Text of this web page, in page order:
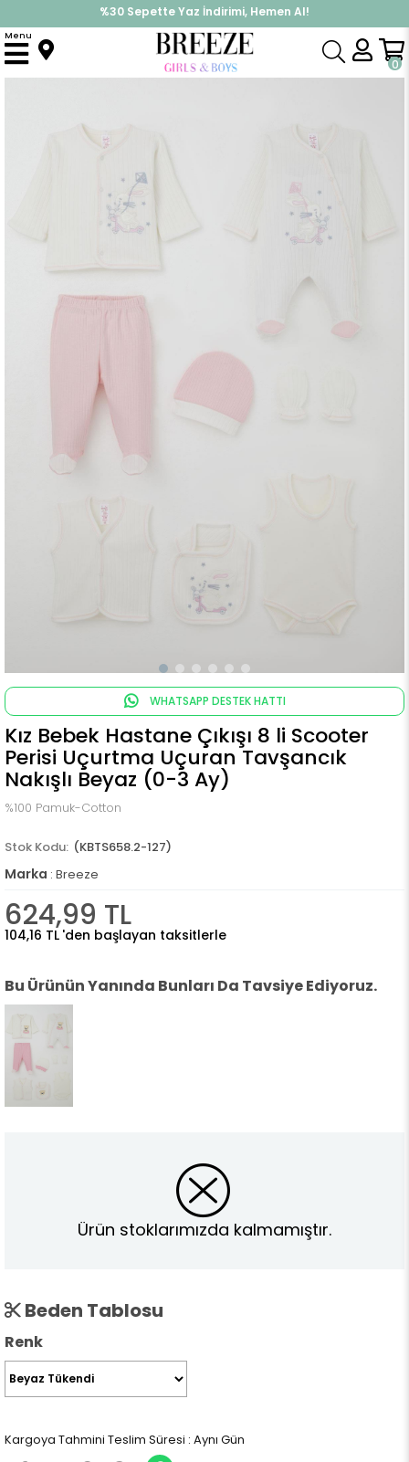
%30 Sepette Yaz İndirimi, Hemen Al!
İndirimlere ek %10 İndirimi Kap, Hemen Üye Ol!
0
Menu
Anasayfa Hastane Çıkışı
WHATSAPP DESTEK HATTI
Kız Bebek Hastane Çıkışı 8 li Scooter
Perisi Uçurtma Uçuran Tavşancık
Nakışlı Beyaz (0-3 Ay)
%100 Pamuk-Cotton
(KBTS658.2-127)
Marka : Breeze
624,99 TL
104,16 TL 'den başlayan taksitlerle
Bu Ürünün Yanında Bunları Da Tavsiye Ediyoruz.
Ürün stoklarımızda kalmamıştır.
Beden Tablosu
Renk
Kargoya Tahmini Teslim Süresi : Aynı Gün